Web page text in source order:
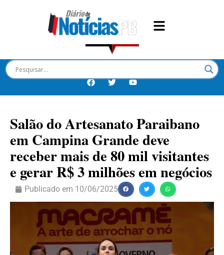
Salão do Artesanato Paraibano
em Campina Grande deve
receber mais de 80 mil visitantes
e gerar R$ 3 milhões em negócios
Publicado em 10/06/2025